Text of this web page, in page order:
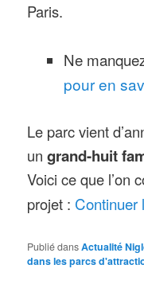
Paris.
Ne
pour en
Le parc vient
ungrand-huit
Voici ce que l’on
projet : Continuer
Publié dansActualité
dans les parcs